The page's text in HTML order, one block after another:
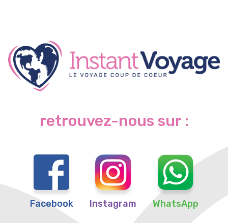
retrouvez-nous sur :
Facebook Instagram WhatsApp